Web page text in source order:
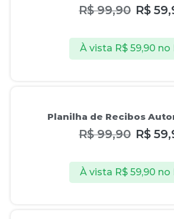
R$99,90 R$
À vista R$ 59,90 no
Planilha de Recibos
R$99,90 R$
À vista R$ 59,90 no